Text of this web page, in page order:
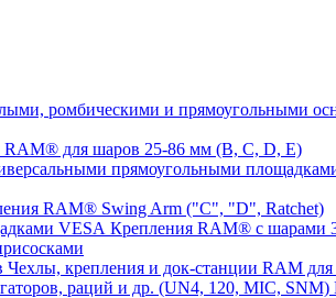
для шаров 25-86 мм (B, C, D, E)
RAM® Swing Arm ("C", "D", Ratchet)
Крепления RAM® с шарами
Чехлы, крепления и док-станции RAM